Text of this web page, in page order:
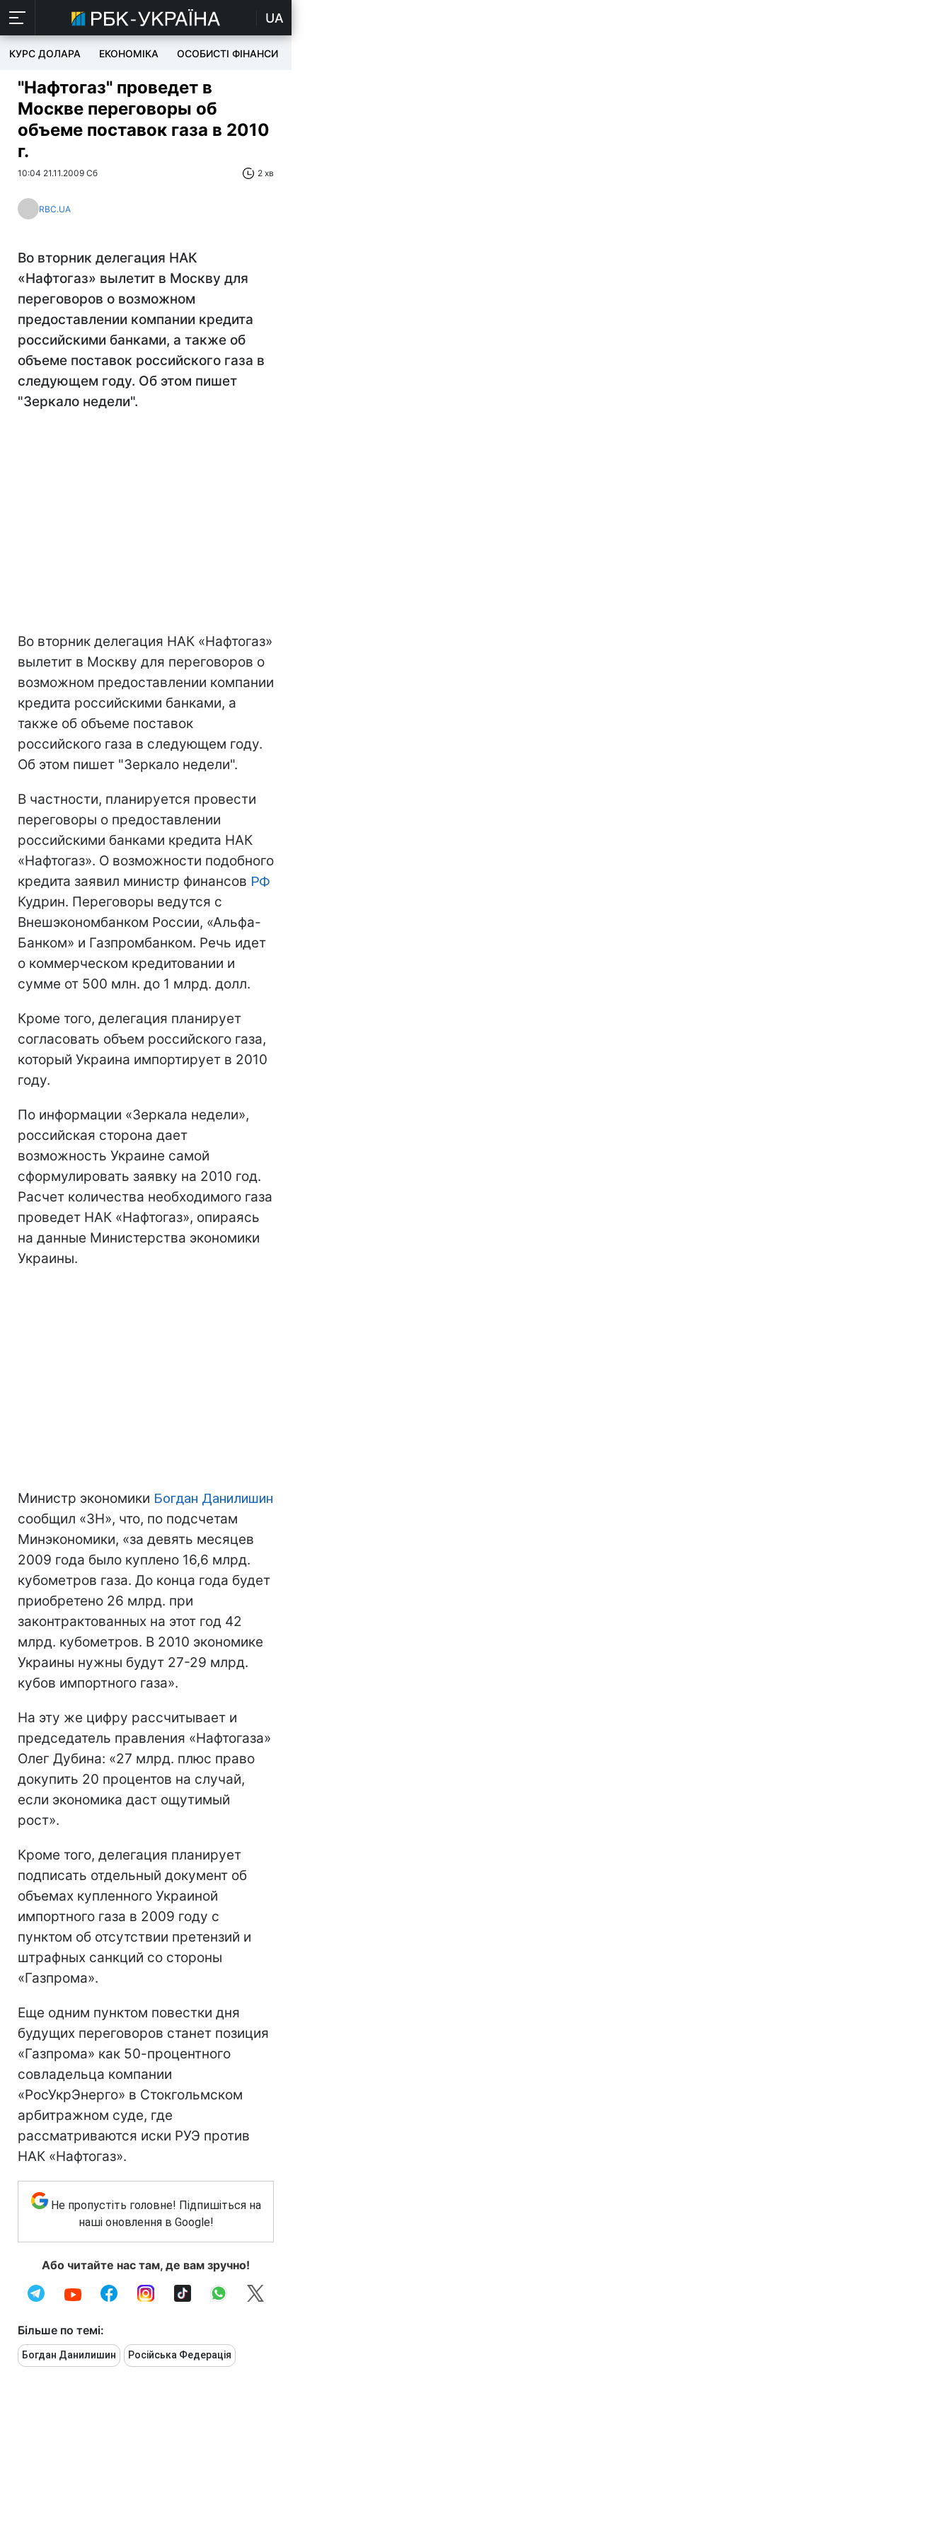
UA
КУРС ДОЛАРА ЕКОНОМІКА ОСОБИСТІ ФІНАНСИ
"Нафтогаз" проведет в
Москве переговоры об
объеме поставок газа в 2010
г.
10:04 21.11.2009 Сб 2 хв
RBC.UA
Во вторник делегация НАК
«Нафтогаз» вылетит в Москву для
переговоров о возможном
предоставлении компании кредита
российскими банками, а также об
объеме поставок российского газа в
следующем году. Об этом пишет
"Зеркало недели".
Во вторник делегация НАК «Нафтогаз»
вылетит в Москву для переговоров о
возможном предоставлении компании
кредита российскими банками, а
также об объеме поставок
российского газа в следующем году.
Об этом пишет "Зеркало недели".
В частности, планируется провести
переговоры о предоставлении
российскими банками кредита НАК
«Нафтогаз». О возможности подобного
кредита заявил министр финансов РФ
Кудрин. Переговоры ведутся с
Внешэкономбанком России, «Альфа-
Банком» и Газпромбанком. Речь идет
о коммерческом кредитовании и
сумме от 500 млн. до 1 млрд. долл.
Кроме того, делегация планирует
согласовать объем российского газа,
который Украина импортирует в 2010
году.
По информации «Зеркала недели»,
российская сторона дает
возможность Украине самой
сформулировать заявку на 2010 год.
Расчет количества необходимого газа
проведет НАК «Нафтогаз», опираясь
на данные Министерства экономики
Украины.
Министр экономики Богдан Данилишин
сообщил «ЗН», что, по подсчетам
Минэкономики, «за девять месяцев
2009 года было куплено 16,6 млрд.
кубометров газа. До конца года будет
приобретено 26 млрд. при
законтрактованных на этот год 42
млрд. кубометров. В 2010 экономике
Украины нужны будут 27-29 млрд.
кубов импортного газа».
На эту же цифру рассчитывает и
председатель правления «Нафтогаза»
Олег Дубина: «27 млрд. плюс право
докупить 20 процентов на случай,
если экономика даст ощутимый
рост».
Кроме того, делегация планирует
подписать отдельный документ об
объемах купленного Украиной
импортного газа в 2009 году с
пунктом об отсутствии претензий и
штрафных санкций со стороны
«Газпрома».
Еще одним пунктом повестки дня
будущих переговоров станет позиция
«Газпрома» как 50-процентного
совладельца компании
«РосУкрЭнерго» в Стокгольмском
арбитражном суде, где
рассматриваются иски РУЭ против
НАК «Нафтогаз».
Не пропустіть головне! Підпишіться на
наші оновлення в Google!
Або читайте нас там, де вам зручно!
Більше по темі:
Богдан Данилишин Російська Федерація